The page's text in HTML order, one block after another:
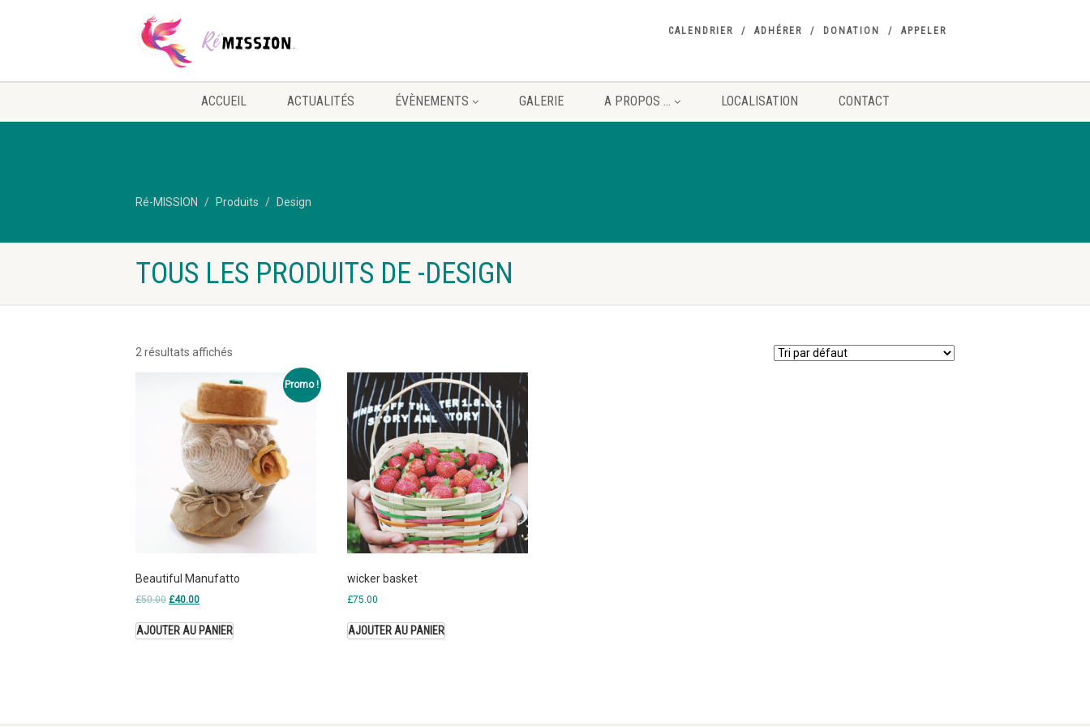
CALENDRIER ADHÉRER DONATION APPELER
ACCUEIL ACTUALITÉS ÉVÈNEMENTS GALERIE A PROPOS … LOCALISATION CONTACT
Ré-MISSION Produits Design
TOUS LES PRODUITS DE -DESIGN
2 résultats affichés
Promo !
Beautiful Manufatto
£50.00 £40.00
AJOUTER AU PANIER
wicker basket
£75.00
AJOUTER AU PANIER